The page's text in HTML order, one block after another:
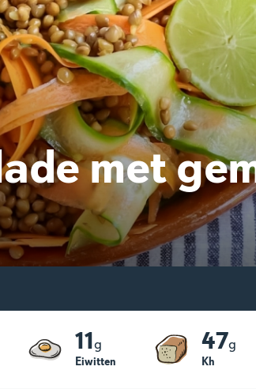
met
11g
Eiwitten
47g
Kh